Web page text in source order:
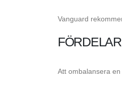
Vanguard
Att ombalansera